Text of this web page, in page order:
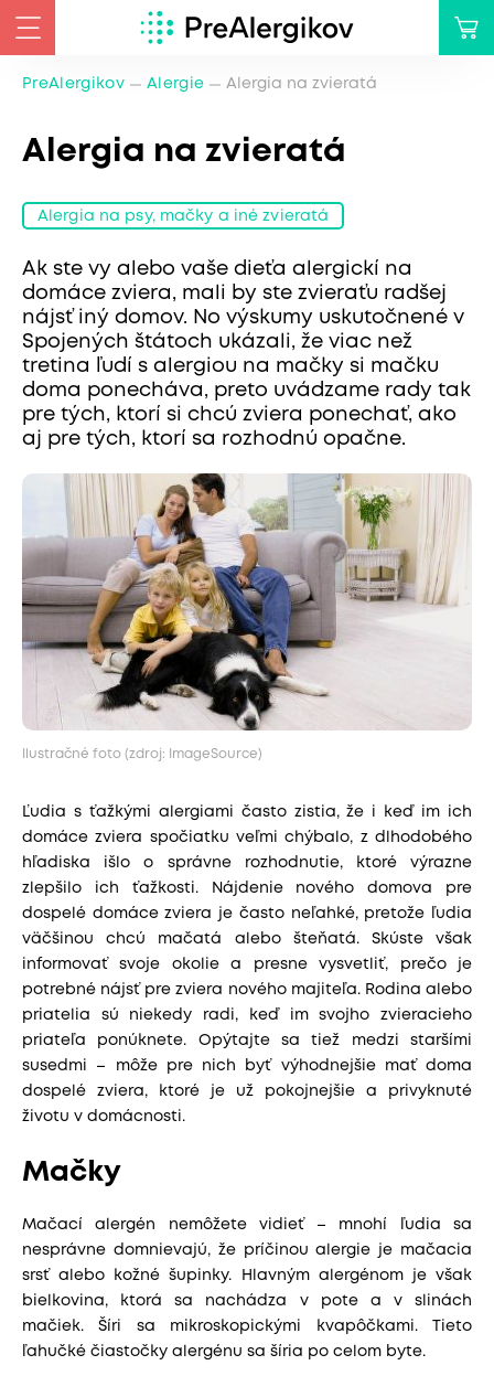
PreAlergikov Alergie Alergia na zvieratá
Alergia na zvieratá
Alergia na psy, mačky a iné zvieratá
Ak ste vy alebo vaše dieťa alergickí na
domáce zviera, mali by ste zvieraťu radšej
nájsť iný domov. No výskumy uskutočnené v
Spojených štátoch ukázali, že viac než
tretina ľudí s alergiou na mačky si mačku
doma ponecháva, preto uvádzame rady tak
pre tých, ktorí si chcú zviera ponechať, ako
aj pre tých, ktorí sa rozhodnú opačne.
Ilustračné foto (zdroj: ImageSource)
Ľudia s ťažkými alergiami často zistia, že i keď im ich
domáce zviera spočiatku veľmi chýbalo, z dlhodobého
hľadiska išlo o správne rozhodnutie, ktoré výrazne
zlepšilo ich ťažkosti. Nájdenie nového domova pre
dospelé domáce zviera je často neľahké, pretože ľudia
väčšinou chcú mačatá alebo šteňatá. Skúste však
informovať svoje okolie a presne vysvetliť, prečo je
potrebné nájsť pre zviera nového majiteľa. Rodina alebo
priatelia sú niekedy radi, keď im svojho zvieracieho
priateľa ponúknete. Opýtajte sa tiež medzi staršími
susedmi – môže pre nich byť výhodnejšie mať doma
dospelé zviera, ktoré je už pokojnejšie a privyknuté
životu v domácnosti.
Mačky
Mačací alergén nemôžete vidieť – mnohí ľudia sa
nesprávne domnievajú, že príčinou alergie je mačacia
srsť alebo kožné šupinky. Hlavným alergénom je však
bielkovina, ktorá sa nachádza v pote a v slinách
mačiek. Šíri sa mikroskopickými kvapôčkami. Tieto
ľahučké čiastočky alergénu sa šíria po celom byte.